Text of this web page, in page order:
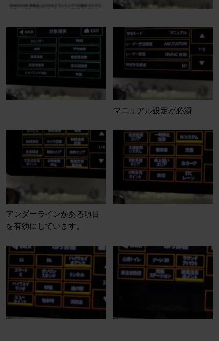
マニュアル設定が必須
アンダーラインがある項目
を有効にしています。